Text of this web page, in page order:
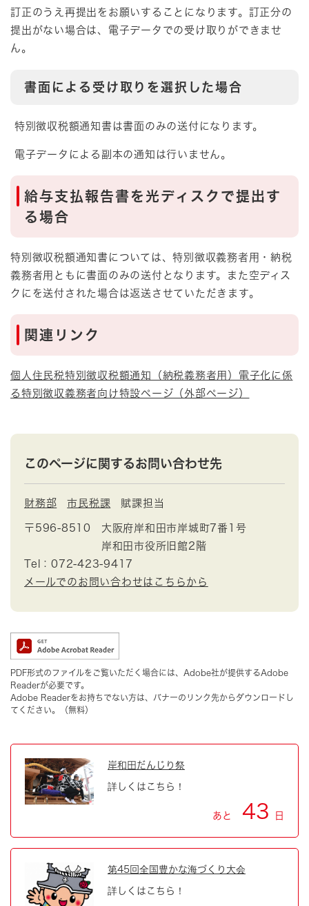
訂正のうえ再提出をお願いすることになります。訂正分の
提出がない場合は、電子データでの受け取りができませ
ん。
書面による受け取りを選択した場合
特別徴収税額通知書は書面のみの送付になります。
電子データによる副本の通知は行いません。
給与支払報告書を光ディスクで提出す
る場合
特別徴収税額通知書については、特別徴収義務者用・納税
義務者用ともに書面のみの送付となります。また空ディス
クにを送付された場合は返送させていただきます。
関連リンク
個人住民税特別徴収税額通知（納税義務者用）電子化に係
る特別徴収義務者向け特設ページ（外部ページ）
このページに関するお問い合わせ先
財務部 市民税課 賦課担当
〒596-8510
大阪府岸和田市岸城町7番1号
岸和田市役所旧館2階
Tel：072-423-9417
メールでのお問い合わせはこちらから
PDF形式のファイルをご覧いただく場合には、Adobe社が提供するAdobe
Readerが必要です。
Adobe Readerをお持ちでない方は、バナーのリンク先からダウンロードし
てください。（無料）
岸和田だんじり祭
詳しくはこちら！
あと 43 日
第45回全国豊かな海づくり大会
詳しくはこちら！